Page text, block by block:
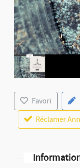
Favori
Réclamer